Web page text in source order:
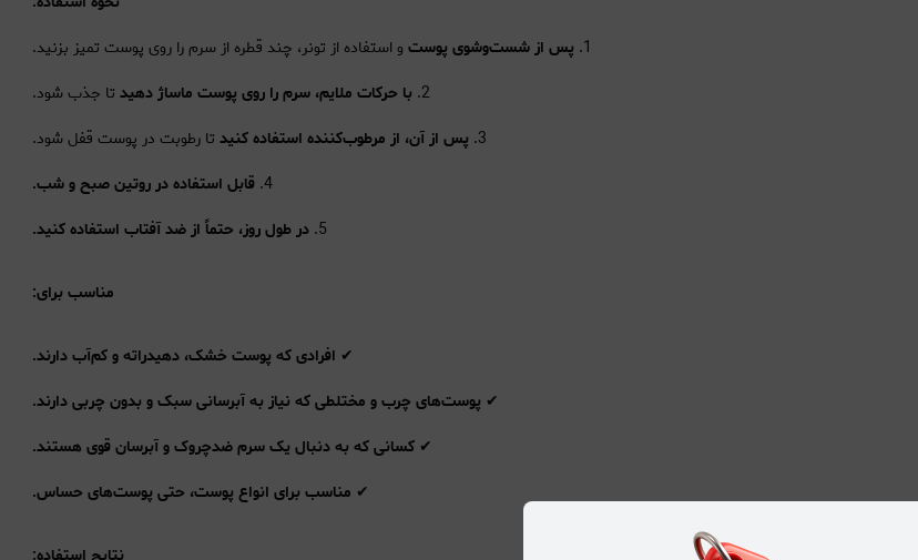
1. پس از شست‌وشوی پوستو استفاده از تونر، چند قطره از سرم را روی پوست تمیز بزنید.
2. با حرکات ملایم، سرم را روی پوست ماساژ دهیدتا جذب شود.
3. پس از آن، از مرطوب‌کننده استفاده کنیدتا رطوبت در پوست قفل شود.
4. قابل استفاده در روتین صبح و شب.
5. در طول روز، حتماً از ضد آفتاب استفاده کنید.
مناسب برای:
✔ افرادی که پوست خشک، دهیدراته و کم‌آب دارند.
✔ پوست‌های چرب و مختلطی که نیاز به آبرسانی سبک و بدون چربی دارند.
✔ کسانی که به دنبال یک سرم ضدچروک و آبرسان قوی هستند.
✔ مناسب برای انواع پوست، حتی پوست‌های حساس.